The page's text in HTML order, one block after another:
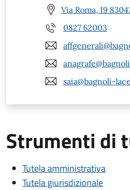
Via Roma, 19
0827 62003
saia@bagnoli-
Strumenti di
Tutela amministrativa
Tutela giurisdizionale